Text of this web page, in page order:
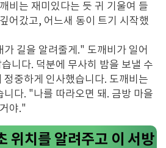
비는 재미있다는 듯 귀 기울여 들
어갔고, 어느새 동이 트기 시작했
길을 알려줄게." 도깨비가 일어
니다. 덕분에 무사히 밤을 보낼 수
중하게 인사했습니다. 도깨비는
니다. "나를 따라오면 돼. 금방 마을
야."
위치를 알려주고 이 서방